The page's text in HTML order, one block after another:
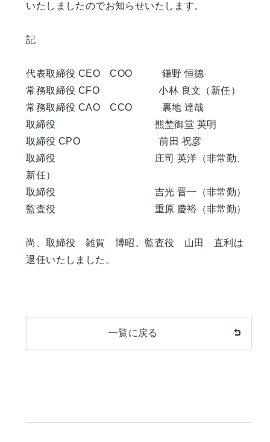
いたしましたのでお知らせいたします。
記
代表取締役 CEO COO 鎌野 恒德
常務取締役 CFO 小林 良文（新任）
常務取締役 CAO CCO 裏地 達哉
取締役 熊埜御堂 英明
取締役 CPO 前田 祝彦
取締役 庄司 英洋（非常勤、
新任）
取締役 吉光 晋一（非常勤）
監査役 重原 慶裕（非常勤）
尚、取締役 雑賀 博昭、監査役 山田 直利は
退任いたしました。
一覧に戻る